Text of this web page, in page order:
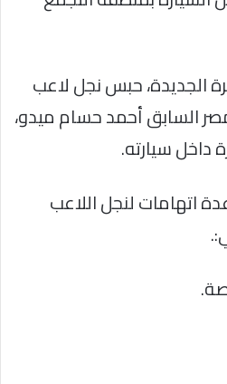
الجديدة، حبس نجل لاعب
السابق أحمد حسام ميدو،
داخل سيارته.
اتهامات لنجل اللاعب